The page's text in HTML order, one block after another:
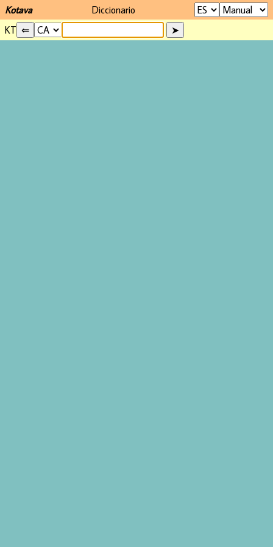
Kotava
Diccionario
KT